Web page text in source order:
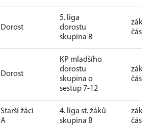
Dorost
5. liga
dorostu
skupina B
část
Dorost
KP mladšího
dorostu
skupina o
sestup 7-12
část
Starší žáci
A
4. liga st. žáků
skupina B
část